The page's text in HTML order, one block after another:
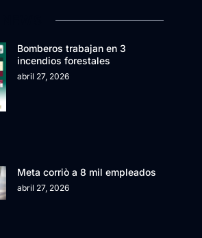
Bomberos trabajan en 3
incendios forestales
abril 27, 2026
Meta corriò a 8 mil empleados
abril 27, 2026